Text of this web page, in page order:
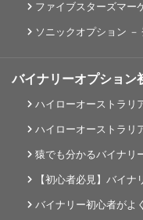
ファイブスターズマー
ソニックオプション
バイナリーオプション
ハイローオーストラリ
ハイローオーストラリ
猿でも分かるバイナリ
【初心者必見】バイ
バイナリー初心者がよ